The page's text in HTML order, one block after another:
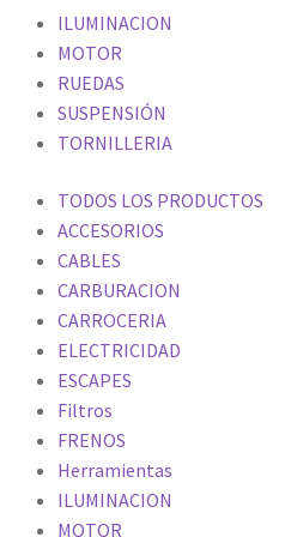
ILUMINACION
MOTOR
RUEDAS
SUSPENSIÓN
TORNILLERIA
TODOS LOS PRODUCTOS
ACCESORIOS
CABLES
CARBURACION
CARROCERIA
ELECTRICIDAD
ESCAPES
Filtros
FRENOS
Herramientas
ILUMINACION
MOTOR